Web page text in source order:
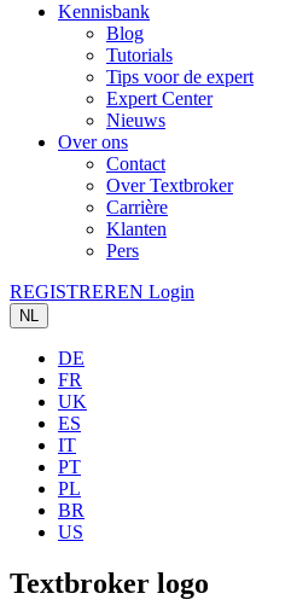
Kennisbank
Blog
Tutorials
Tips voor de expert
Expert Center
Nieuws
Over ons
Contact
Over Textbroker
Carrière
Klanten
Pers
REGISTREREN Login
NL
DE
FR
UK
ES
IT
PT
PL
BR
US
Textbroker logo